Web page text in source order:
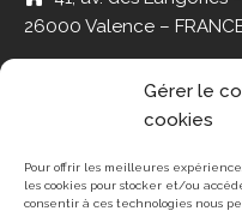
Gérer le
cookies
Pour offrir les meilleures
les cookies pour stocker et/ou
consentir à ces technologies nous
26000 Valence –
JEUX
MINI-GOLF